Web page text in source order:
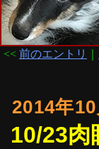
<< 前のエントリ
2014年10
10/23肉